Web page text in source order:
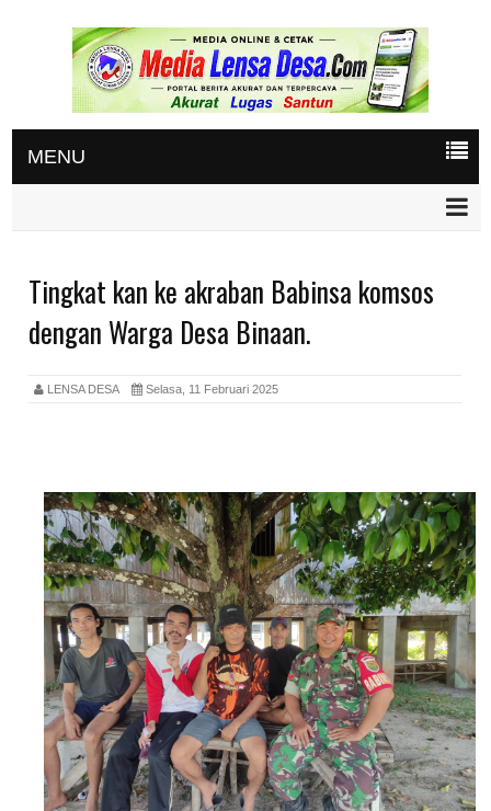
MENU
Tingkat kan ke akraban Babinsa komsos
dengan Warga Desa Binaan.
LENSA DESA Selasa, 11 Februari 2025